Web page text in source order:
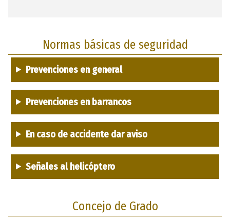
Normas básicas de seguridad
Prevenciones en general
Prevenciones en barrancos
En caso de accidente dar aviso
Señales al helicóptero
Concejo de Grado